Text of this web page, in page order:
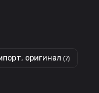
оригинал (7)